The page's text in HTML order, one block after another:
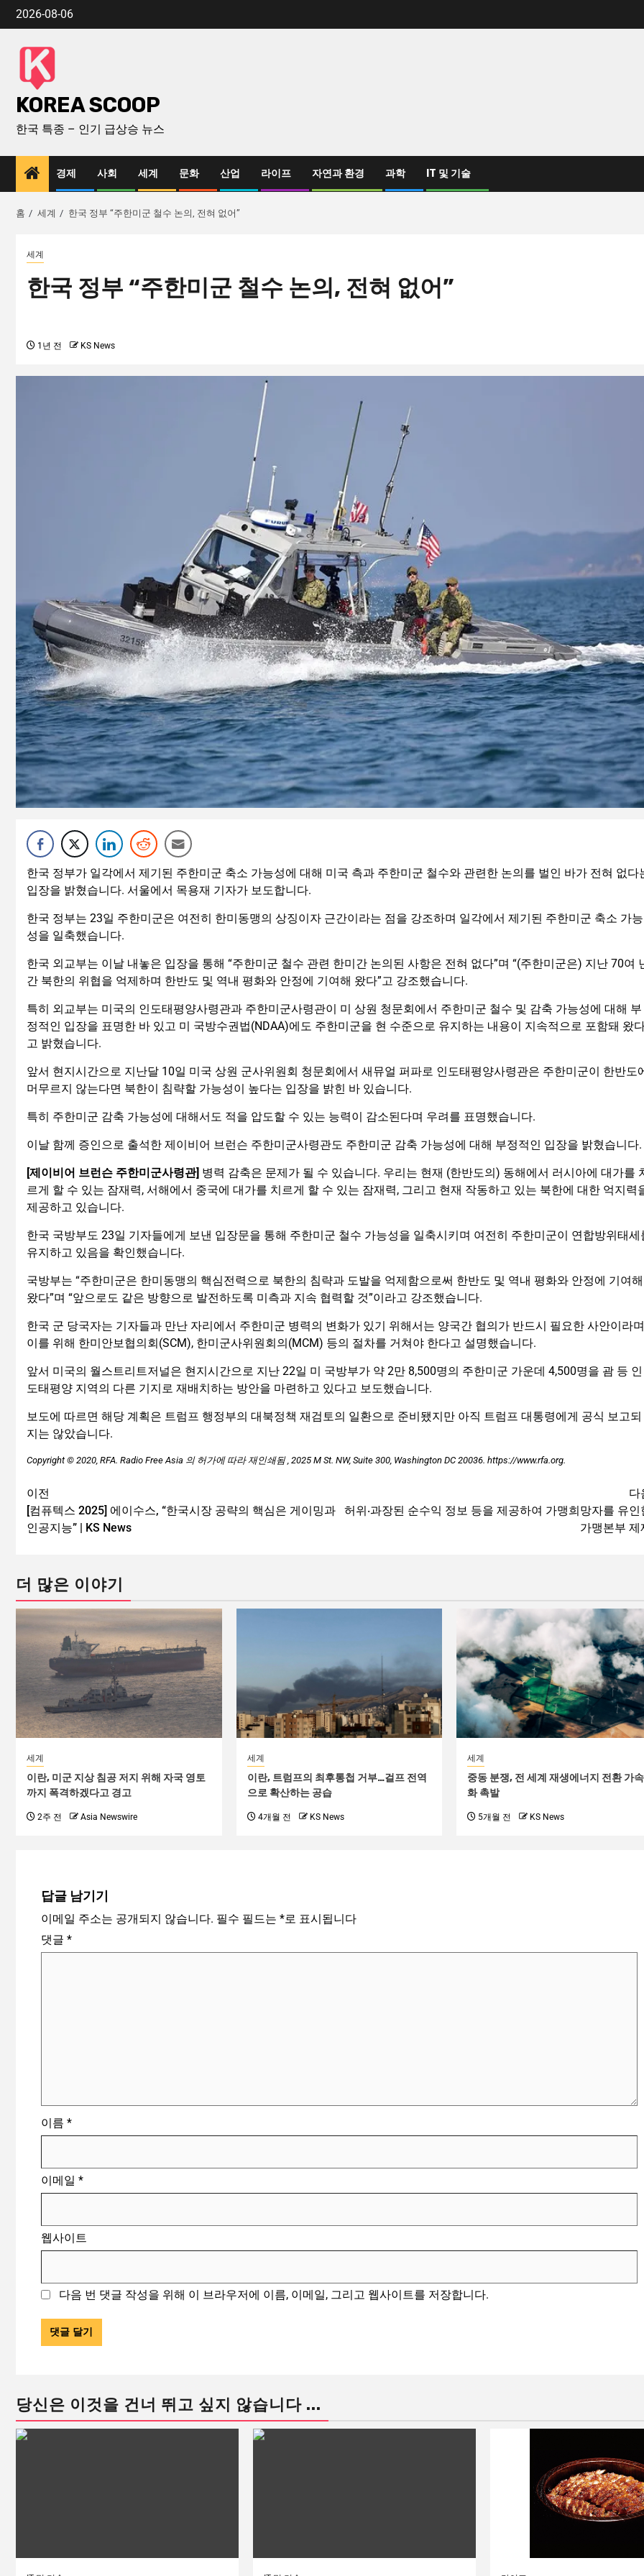
2026-08-06
KOREA SCOOP
한국 특종 – 인기 급상승 뉴스
경제 사회 세계 문화 산업 라이프 자연과 환경 과학 IT 및 기술
홈 세계 한국 정부 “주한미군 철수 논의, 전혀 없어”
세계
한국 정부 “주한미군 철수 논의, 전혀 없어”
1년 전 KS News
한국 정부가 일각에서 제기된 주한미군 축소 가능성에 대해 미국 측과 주한미군 철수와 관련한 논의를 벌인 바가 전혀 없다
입장을 밝혔습니다. 서울에서 목용재 기자가 보도합니다.
한국 정부는 23일 주한미군은 여전히 한미동맹의 상징이자 근간이라는 점을 강조하며 일각에서 제기된 주한미군 축소 가능
성을 일축했습니다.
한국 외교부는 이날 내놓은 입장을 통해 “주한미군 철수 관련 한미간 논의된 사항은 전혀 없다”며 “(주한미군은) 지난 70여
간 북한의 위협을 억제하며 한반도 및 역내 평화와 안정에 기여해 왔다”고 강조했습니다.
특히 외교부는 미국의 인도태평양사령관과 주한미군사령관이 미 상원 청문회에서 주한미군 철수 및 감축 가능성에 대해 부
정적인 입장을 표명한 바 있고 미 국방수권법(NDAA)에도 주한미군을 현 수준으로 유지하는 내용이 지속적으로 포함돼 왔
고 밝혔습니다.
앞서 현지시간으로 지난달 10일 미국 상원 군사위원회 청문회에서 새뮤얼 퍼파로 인도태평양사령관은 주한미군이 한반도
머무르지 않는다면 북한이 침략할 가능성이 높다는 입장을 밝힌 바 있습니다.
특히 주한미군 감축 가능성에 대해서도 적을 압도할 수 있는 능력이 감소된다며 우려를 표명했습니다.
이날 함께 증인으로 출석한 제이비어 브런슨 주한미군사령관도 주한미군 감축 가능성에 대해 부정적인 입장을 밝혔습니다.
[제이비어 브런슨 주한미군사령관] 병력 감축은 문제가 될 수 있습니다. 우리는 현재 (한반도의) 동해에서 러시아에 대가를
르게 할 수 있는 잠재력, 서해에서 중국에 대가를 치르게 할 수 있는 잠재력, 그리고 현재 작동하고 있는 북한에 대한 억지력
제공하고 있습니다.
한국 국방부도 23일 기자들에게 보낸 입장문을 통해 주한미군 철수 가능성을 일축시키며 여전히 주한미군이 연합방위태세
유지하고 있음을 확인했습니다.
국방부는 “주한미군은 한미동맹의 핵심전력으로 북한의 침략과 도발을 억제함으로써 한반도 및 역내 평화와 안정에 기여해
왔다”며 “앞으로도 같은 방향으로 발전하도록 미측과 지속 협력할 것”이라고 강조했습니다.
한국 군 당국자는 기자들과 만난 자리에서 주한미군 병력의 변화가 있기 위해서는 양국간 협의가 반드시 필요한 사안이라며
이를 위해 한미안보협의회(SCM), 한미군사위원회의(MCM) 등의 절차를 거쳐야 한다고 설명했습니다.
앞서 미국의 월스트리트저널은 현지시간으로 지난 22일 미 국방부가 약 2만 8,500명의 주한미군 가운데 4,500명을 괌 등 인
도태평양 지역의 다른 기지로 재배치하는 방안을 마련하고 있다고 보도했습니다.
보도에 따르면 해당 계획은 트럼프 행정부의 대북정책 재검토의 일환으로 준비됐지만 아직 트럼프 대통령에게 공식 보고되
지는 않았습니다.
Copyright © 2020, RFA. Radio Free Asia 의 허가에 따라 재인쇄됨 , 2025 M St. NW, Suite 300, Washington DC 20036. https://www.rfa.org.
이전
[컴퓨텍스 2025] 에이수스, “한국시장 공략의 핵심은 게이밍과
인공지능” | KS News
다
허위‧과장된 순수익 정보 등을 제공하여 가맹희망자를 유인
가맹본부 제
더 많은 이야기
세계
이란, 미군 지상 침공 저지 위해 자국 영토
까지 폭격하겠다고 경고
2주 전 Asia Newswire
세계
이란, 트럼프의 최후통첩 거부…걸프 전역
으로 확산하는 공습
4개월 전 KS News
세계
중동 분쟁, 전 세계 재생에너지 전환 가속
화 촉발
5개월 전 KS News
답글 남기기
이메일 주소는 공개되지 않습니다. 필수 필드는 *로 표시됩니다
댓글 *
이름 *
이메일 *
웹사이트
다음 번 댓글 작성을 위해 이 브라우저에 이름, 이메일, 그리고 웹사이트를 저장합니다.
당신은 이것을 건너 뛰고 싶지 않습니다 ...